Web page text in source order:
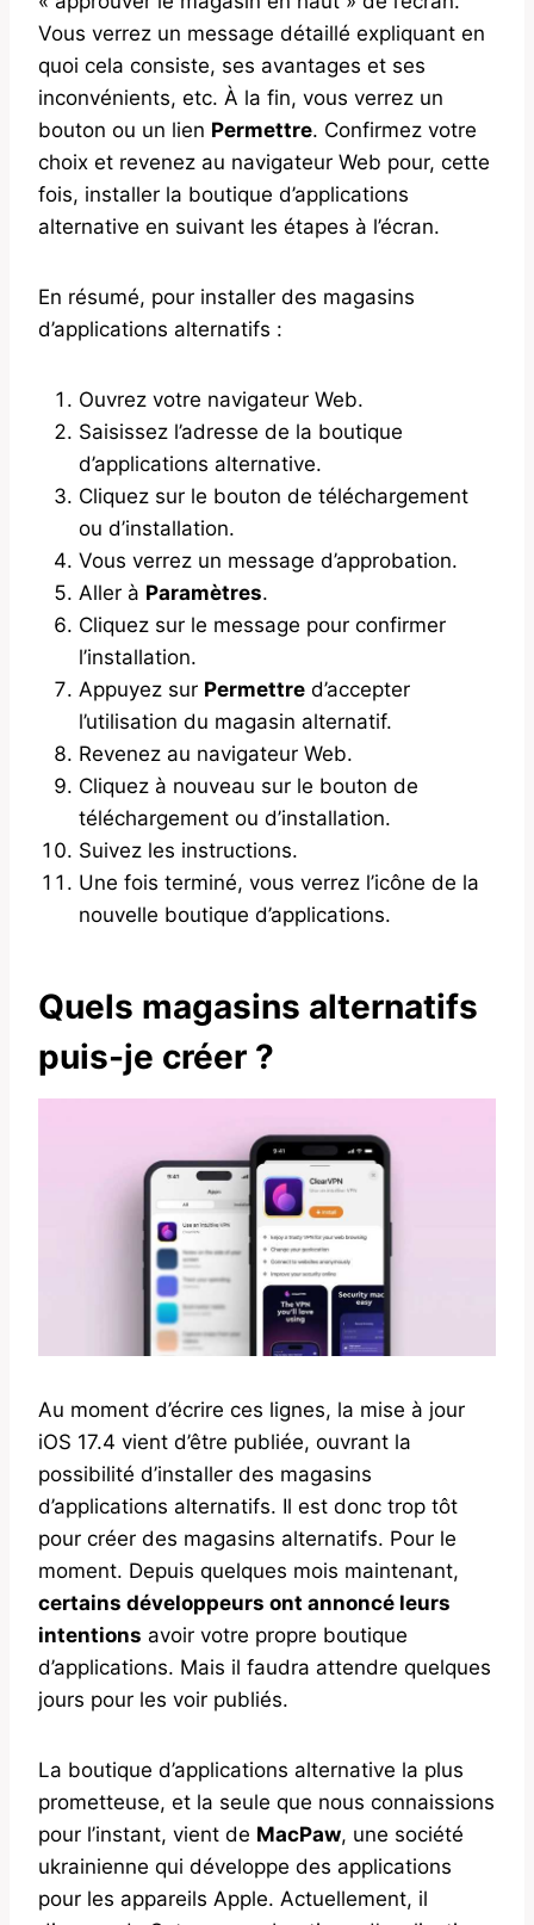
Vous verrez un message détaillé expliquant en
quoi cela consiste, ses avantages et ses
inconvénients, etc. À la fin, vous verrez un
bouton ou un lien Permettre. Confirmez votre
choix et revenez au navigateur Web pour, cette
fois, installer la boutique d’applications
alternative en suivant les étapes à l’écran.
En résumé, pour installer des magasins
d’applications alternatifs :
Ouvrez votre navigateur Web.
Saisissez l’adresse de la boutique
d’applications alternative.
Cliquez sur le bouton de téléchargement
ou d’installation.
Vous verrez un message d’approbation.
Aller à Paramètres.
Cliquez sur le message pour confirmer
l’installation.
Appuyez sur Permettre d’accepter
l’utilisation du magasin alternatif.
Revenez au navigateur Web.
Cliquez à nouveau sur le bouton de
téléchargement ou d’installation.
Suivez les instructions.
Une fois terminé, vous verrez l’icône de la
nouvelle boutique d’applications.
Quels magasins alternatifs
puis-je créer ?
Au moment d’écrire ces lignes, la mise à jour
iOS 17.4 vient d’être publiée, ouvrant la
possibilité d’installer des magasins
d’applications alternatifs. Il est donc trop tôt
pour créer des magasins alternatifs. Pour le
moment. Depuis quelques mois maintenant,
certains développeurs ont annoncé leurs
intentions avoir votre propre boutique
d’applications. Mais il faudra attendre quelques
jours pour les voir publiés.
La boutique d’applications alternative la plus
prometteuse, et la seule que nous connaissions
pour l’instant, vient de MacPaw, une société
ukrainienne qui développe des applications
pour les appareils Apple. Actuellement, il